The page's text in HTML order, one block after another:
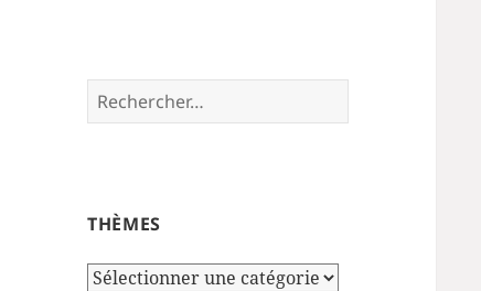
Rechercher :
THÈMES
Thèmes